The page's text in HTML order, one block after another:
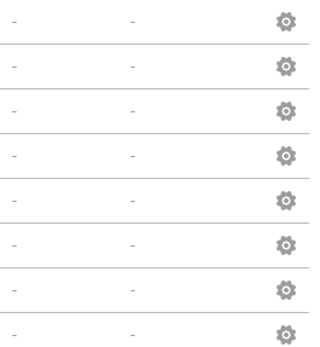
-
-
-
-
-
-
-
-
-
-
-
-
-
-
-
-